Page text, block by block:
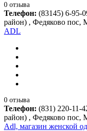
0 отзыва
Телефон: (83145) 6-95-
район) , Федяково пос,
ADL
0 отзыва
Телефон: (831) 220-11-
район) , Федяково пос,
Adl, магазин женской